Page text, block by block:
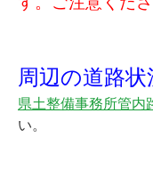
周辺の道路状
県土整備事務所管内
い。